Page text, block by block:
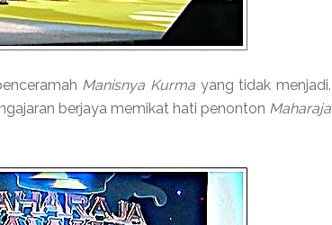
Manisnya Kurma yang tidak menjadi.
berjaya memikat hati penonton Maharaja